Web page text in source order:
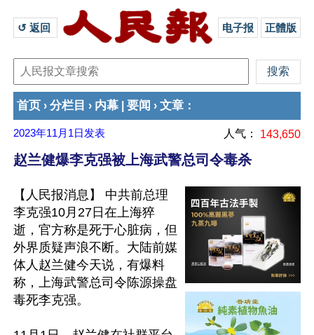
↺ 返回 电子报 正體版
首页 › 分栏目 › 内幕 要闻 › 文章 ：
2023年11月1日 发表 人气： 143,650
赵兰健爆李克强被上海武警总司令毒杀
【人民报消息】 中共前总理
李克强10月27日在上海猝
逝，官方称是死于心脏病，但
外界质疑声浪不断。大陆前媒
体人赵兰健今天说，有爆料
称，上海武警总司令陈源操盘
毒死李克强。